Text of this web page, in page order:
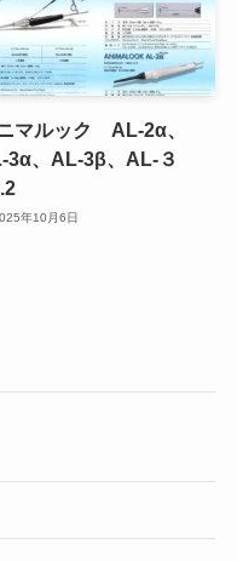
マルック AL-2α、
3α、AL-3β、AL-３
年10月6日